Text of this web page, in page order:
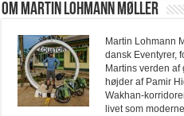
Om Martin Lohmann Møller
Martin Lohmann
dansk Eventyrer,
Martins verden
højder af Pamir
Wakhan-
livet som